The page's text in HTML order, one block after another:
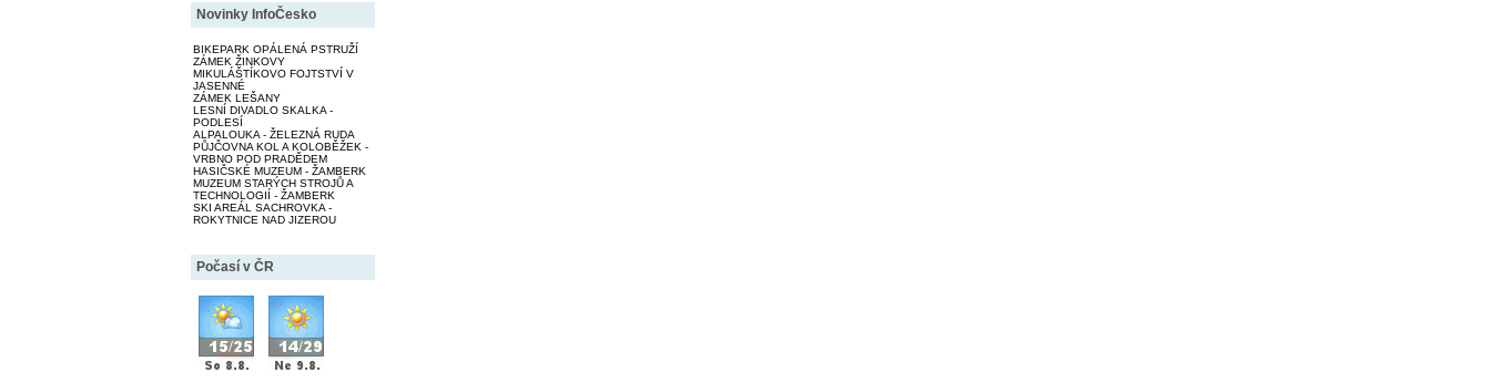
Novinky InfoČesko
BIKEPARK OPÁLENÁ PSTRUŽÍ
ZÁMEK ŽINKOVY
MIKULÁŠTÍKOVO FOJTSTVÍ V
JASENNÉ
ZÁMEK LEŠANY
LESNÍ DIVADLO SKALKA -
PODLESÍ
ALPALOUKA - ŽELEZNÁ RUDA
PŮJČOVNA KOL A KOLOBĚŽEK -
VRBNO POD PRADĚDEM
HASIČSKÉ MUZEUM - ŽAMBERK
MUZEUM STARÝCH STROJŮ A
TECHNOLOGIÍ - ŽAMBERK
SKI AREÁL SACHROVKA -
ROKYTNICE NAD JIZEROU
Počasí v ČR